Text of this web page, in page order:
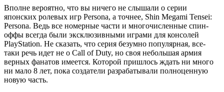
Вполне вероятно, что вы ничего не слышали о серии
японских ролевых игр Persona, а точнее, Shin Megami Tensei:
Persona. Ведь все номерные части и многочисленные спин-
оффы всегда были эксклюзивными играми для консолей
PlayStation. Не сказать, что серия безумно популярная, все-
таки речь идет не о Call of Duty, но своя небольшая армия
верных фанатов имеется. Которой пришлось ждать ни много
ни мало 8 лет, пока создатели разрабатывали полноценную
новую часть.